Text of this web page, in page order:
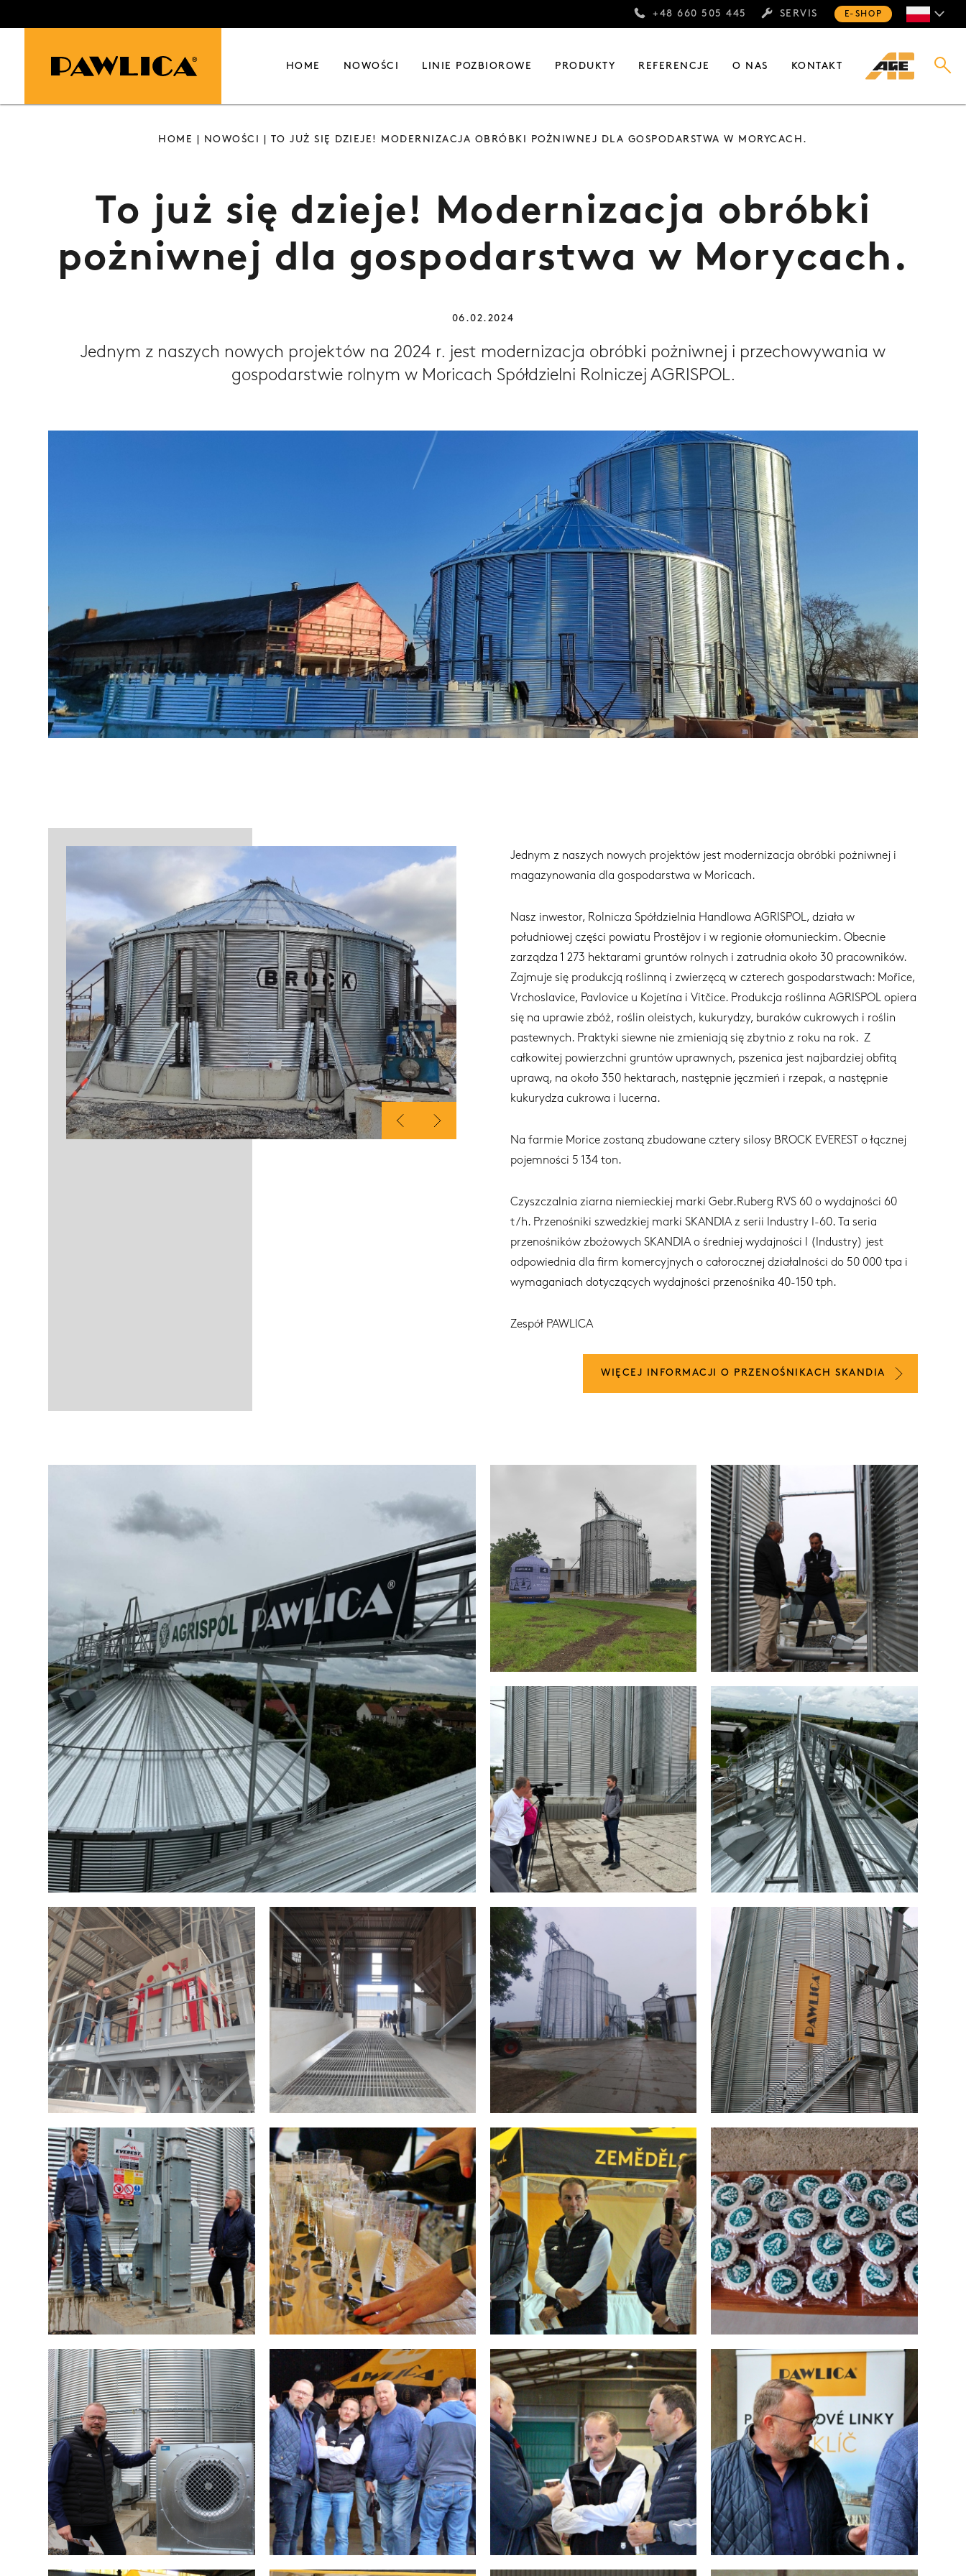
+48 660 505 445 SERVIS E-SHOP
HOME NOWOŚCI LINIE POZBIOROWE PRODUKTY REFERENCJE O NAS KONTAKT
HOME NOWOŚCI | TO JUŻ SIĘ DZIEJE! MODERNIZACJA OBRÓBKI POŻNIWNEJ DLA GOSPODARSTWA W MORYCACH.
To już się dzieje! Modernizacja obróbki
pożniwnej dla gospodarstwa w Morycach.
06.02.2024
Jednym z naszych nowych projektów na 2024 r. jest modernizacja obróbki pożniwnej i przechowywania w
gospodarstwie rolnym w Moricach Spółdzielni Rolniczej AGRISPOL.
Jednym z naszych nowych projektów jest modernizacja obróbki pożniwnej i
magazynowania dla gospodarstwa w Moricach.
Nasz inwestor, Rolnicza Spółdzielnia Handlowa AGRISPOL, działa w
południowej części powiatu Prostějov i w regionie ołomunieckim. Obecnie
zarządza 1 273 hektarami gruntów rolnych i zatrudnia około 30 pracowników.
Zajmuje się produkcją roślinną i zwierzęcą w czterech gospodarstwach: Mořice,
Vrchoslavice, Pavlovice u Kojetína i Vitčice. Produkcja roślinna AGRISPOL opiera
się na uprawie zbóż, roślin oleistych, kukurydzy, buraków cukrowych i roślin
pastewnych. Praktyki siewne nie zmieniają się zbytnio z roku na rok. Z
całkowitej powierzchni gruntów uprawnych, pszenica jest najbardziej obfitą
uprawą, na około 350 hektarach, następnie jęczmień i rzepak, a następnie
kukurydza cukrowa i lucerna.
Na farmie Morice zostaną zbudowane cztery silosy BROCK EVEREST o łącznej
pojemności 5 134 ton.
Czyszczalnia ziarna niemieckiej marki Gebr.Ruberg RVS 60 o wydajności 60
t/h. Przenośniki szwedzkiej marki SKANDIA z serii Industry I-60. Ta seria
przenośników zbożowych SKANDIA o średniej wydajności I (Industry) jest
odpowiednia dla firm komercyjnych o całorocznej działalności do 50 000 tpa i
wymaganiach dotyczących wydajności przenośnika 40-150 tph.
Zespół PAWLICA
WIĘCEJ INFORMACJI O PRZENOŚNIKACH SKANDIA